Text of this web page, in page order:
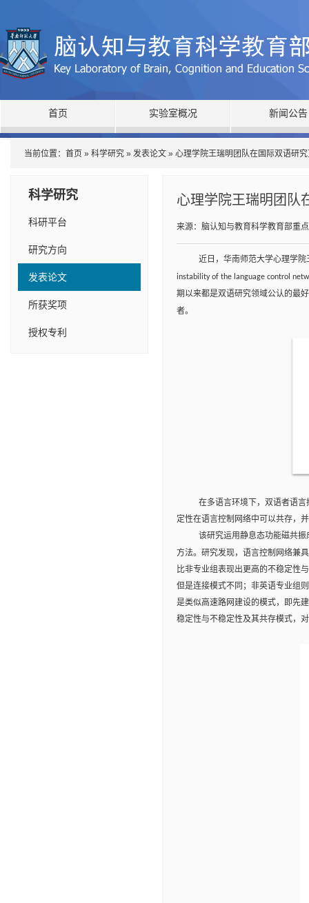
首页 实验室概况 新闻公告
当前位置： 首页 » 科学研究 » 发表论文 » 心理学院王瑞明团队在国际双语研
科学研究
科研平台
研究方向
发表论文
所获奖项
授权专利
心理学院王瑞明团队
来源：脑认知与教育科学教育部重
近日，华南师范大学心理学院
instability of the language control
期以来都是双语研究领域公认的最
者。
在多语言环境下，双语者语
定性在语言控制网络中 可以共存，
该研究运用静息态功能磁共
方法。研究发现，语言控制网络兼
比非专业组表现出更高的不稳定性
但是连接模式不同；非英语专业组
是类似高速路网建设的模式，即先
稳定性与不稳定性及其共存模式，